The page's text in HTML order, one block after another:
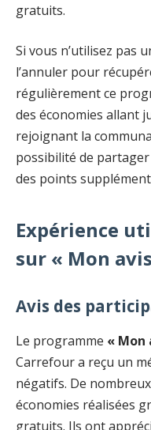
gratuits.
Si vous n’utilisez pas
l’annuler pour
régulièrement ce
des économies allant
rejoignant la
possibilité de
des points
Expérience
sur « Mon
Avis des
Le programme «
Carrefour a reçu un
négatifs. De
économies réalisées
gratuits. Ils ont